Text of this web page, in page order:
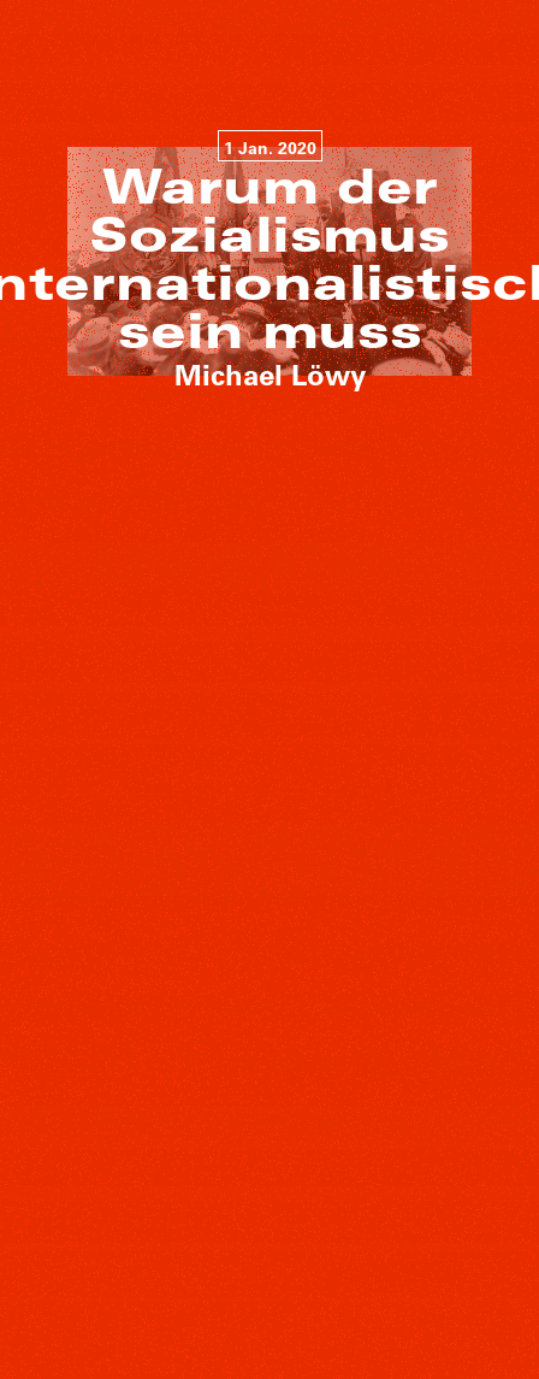
1 Jan. 2020
Warum der
Sozialismus
sein muss
Michael Löwy